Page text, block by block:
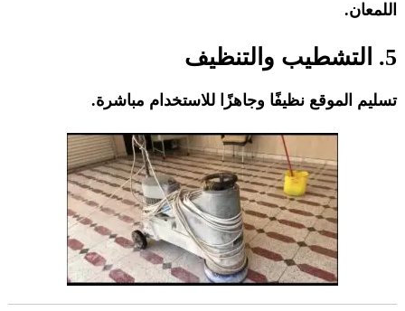
اللمعان.
5. التشطيب والتنظيف
تسليم الموقع نظيفًا وجاهزًا للاستخدام مباشرة.